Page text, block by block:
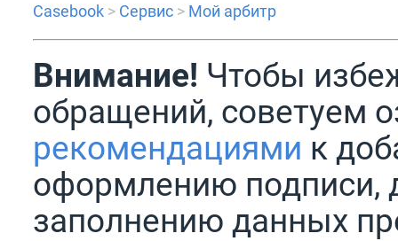
Casebook > Сервис > Мой арбитр
Внимание! Чтобы
обращений, советуем
рекомендациями к
оформлению подписи,
заполнению данных